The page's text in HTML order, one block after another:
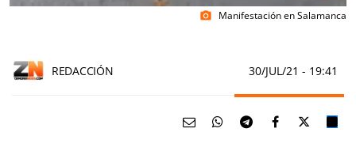
photo_camera Manifestación en Salamanca
REDACCIÓN 30/JUL/21 - 19:41